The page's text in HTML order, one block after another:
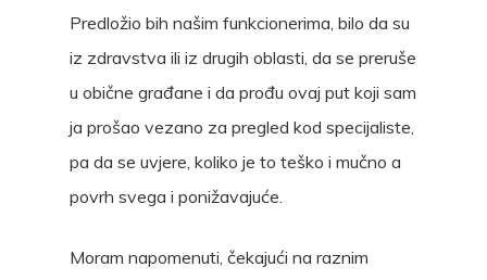
Predložio bih našim funkcionerima, bilo da su
iz zdravstva ili iz drugih oblasti, da se preruše
u obične građane i da prođu ovaj put koji sam
ja prošao vezano za pregled kod specijaliste,
pa da se uvjere, koliko je to teško i mučno a
povrh svega i ponižavajuće.
Moram napomenuti, čekajući na raznim